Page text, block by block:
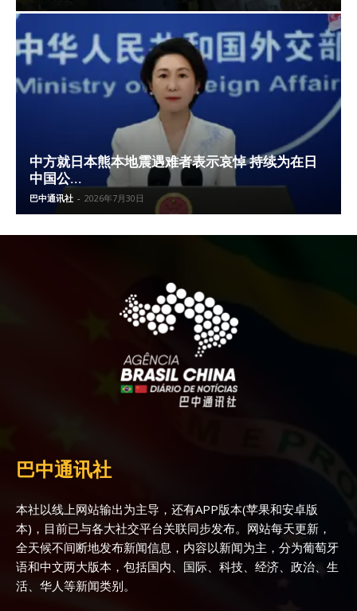
中方就日本熊本地震遇难者表示哀悼 持续为在日
中国公...
巴中通讯社 - 2026年7月30日
巴中通讯社
本社以线上网站输出为主导，还有APP版本(苹果和安卓版
本)，目前已与各大社交平台关联同步发布。网站每天更新，
全天候不间断地发布新闻信息，内容以新闻为主，分为葡萄牙
语和中文两大版本，包括国内、国际、科技、经济、政治、生
活、华人等新闻类别。